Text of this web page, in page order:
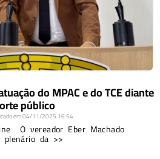
do MPAC e do TCE diante
público
em04/11/2025 16:54
O vereador Eber Machado
da >>